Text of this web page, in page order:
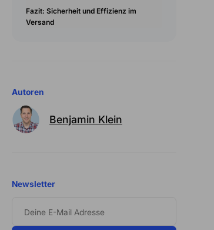
Fazit: Sicherheit und Effizienz im
Versand
Autoren
Benjamin Klein
Newsletter
MAIL
ADRESSE